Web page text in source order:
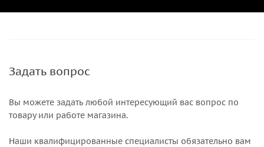
Задать вопрос
Вы можете задать любой интересующий вас вопрос по
товару или работе магазина.
Наши квалифицированные специалисты обязательно вам